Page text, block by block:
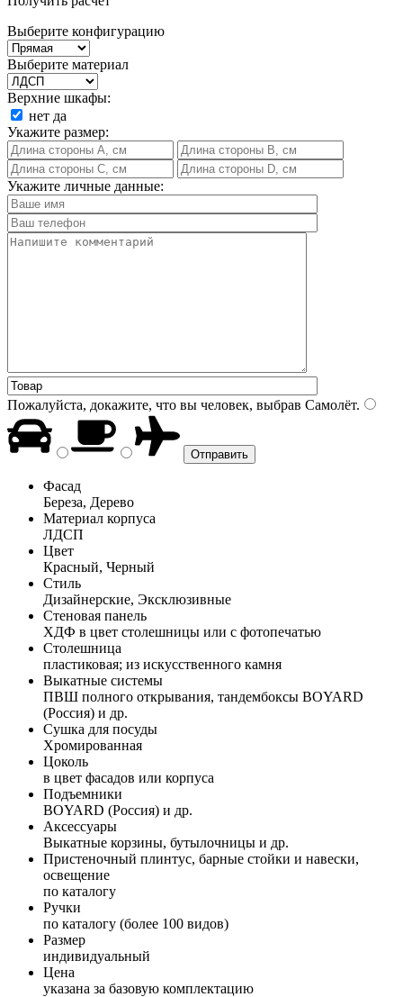
Выберите конфигурацию
Выберите материал
Верхние шкафы:
нет да
Укажите размер:
Укажите личные данные:
Пожалуйста, докажите, что вы человек, выбрав Самолёт.
Фасад
Береза, Дерево
Материал корпуса
ЛДСП
Цвет
Красный, Черный
Стиль
Дизайнерские, Эксклюзивные
Стеновая панель
ХДФ в цвет столешницы или с фотопечатью
Столешница
пластиковая; из искусственного камня
Выкатные системы
ПВШ полного открывания, тандембоксы BOYARD
(Россия) и др.
Сушка для посуды
Хромированная
Цоколь
в цвет фасадов или корпуса
Подъемники
BOYARD (Россия) и др.
Аксессуары
Выкатные корзины, бутылочницы и др.
Пристеночный плинтус, барные стойки и навески,
освещение
по каталогу
Ручки
по каталогу (более 100 видов)
Размер
индивидуальный
Цена
указана за базовую комплектацию